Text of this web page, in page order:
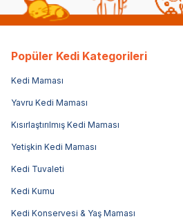
Popüler Kedi Kategorileri
Kedi Maması
Yavru Kedi Maması
Kısırlaştırılmış Kedi Maması
Yetişkin Kedi Maması
Kedi Tuvaleti
Kedi Kumu
Kedi Konservesi & Yaş Maması